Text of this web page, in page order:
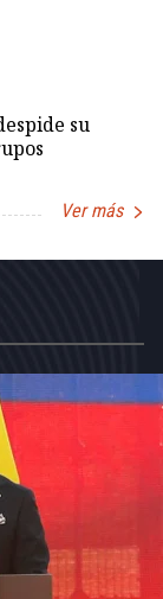
su
Ver más